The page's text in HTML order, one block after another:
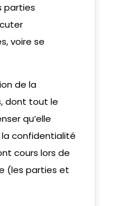
parties
voire se
de la
dont tout le
qu’elle
confidentialité
cours lors de
(les parties et